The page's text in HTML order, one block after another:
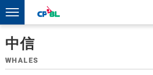
中信
WHALES